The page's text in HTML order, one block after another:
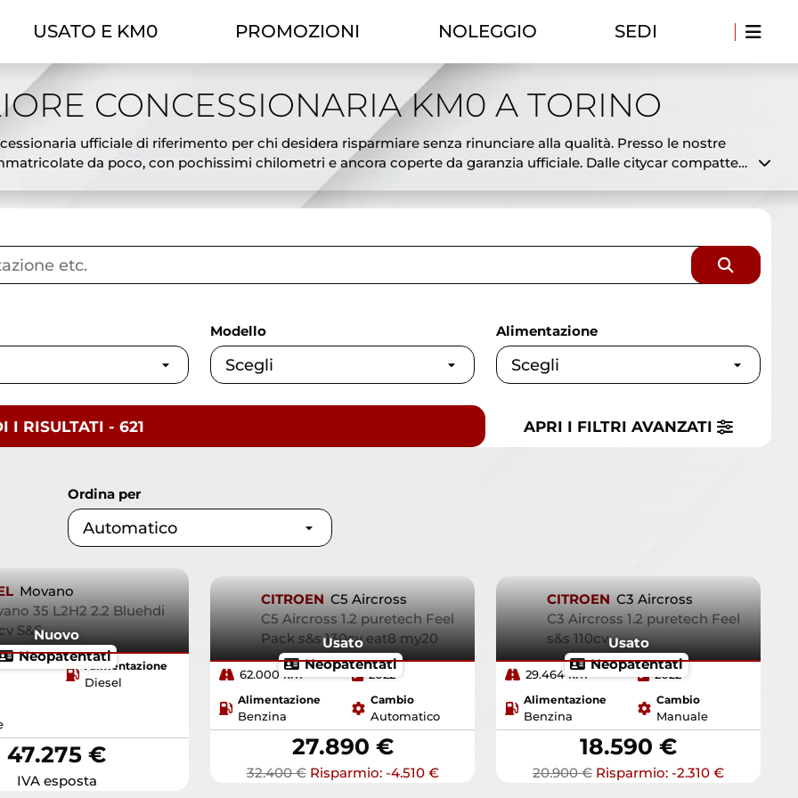
USATO E KM0 PROMOZIONI NOLEGGIO SEDI
CONCESSIONARIA KM0 A TORINO
ufficiale di riferimento per chi desidera risparmiare senza rinunciare alla qualità. Presso le nostre
da poco, con pochissimi chilometri e ancora coperte da garanzia ufficiale. Dalle citycar compatte
l’offerta Theorema ti permette di scegliere tra modelli già disponibili in pronta consegna a prezzi
ideale tra il nuovo e l’usato: veicoli pari al nuovo, subito disponibili e a costi ridotti. Offriamo
offerte auto km0 a Torino e affidati a Theorema, concessionaria ufficiale con esperienza, serietà e
Modello Alimentazione
I RISULTATI - 621 APRI I FILTRI AVANZATI
Ordina per
Movano
35 L2H2 2.2 Bluehdi
S&S
Neopatentati
Nuovo
Alimentazione
Diesel
47.275 €
IVA esposta
CITROEN C5 Aircross
C5 Aircross 1.2 puretech Feel
Pack s&s 130cv eat8 my20
Neopatentati
Usato
62.000 km 2022
Alimentazione
Benzina
Cambio
Automatico
27.890 €
32.400 € Risparmio: -4.510 €
CITROEN C3 Aircross
C3 Aircross 1.2 puretech Feel
s&s 110cv
Neopatentati
Usato
29.464 km 2022
Alimentazione
Benzina
Cambio
Manuale
18.590 €
20.900 € Risparmio: -2.310 €